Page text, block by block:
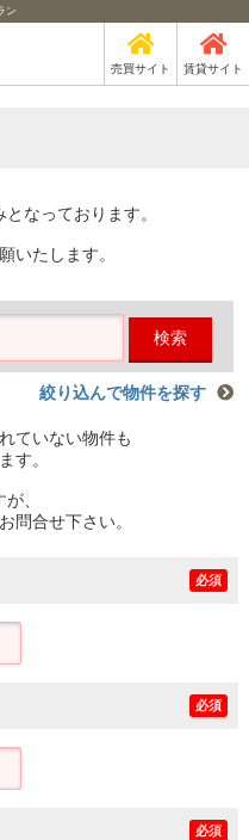
ン
売買サイト 賃貸サイト
なっております。
いたします。
検索
絞り込んで物件を探す
ていない物件も
す。
、
問合せ下さい。
必須
必須
必須